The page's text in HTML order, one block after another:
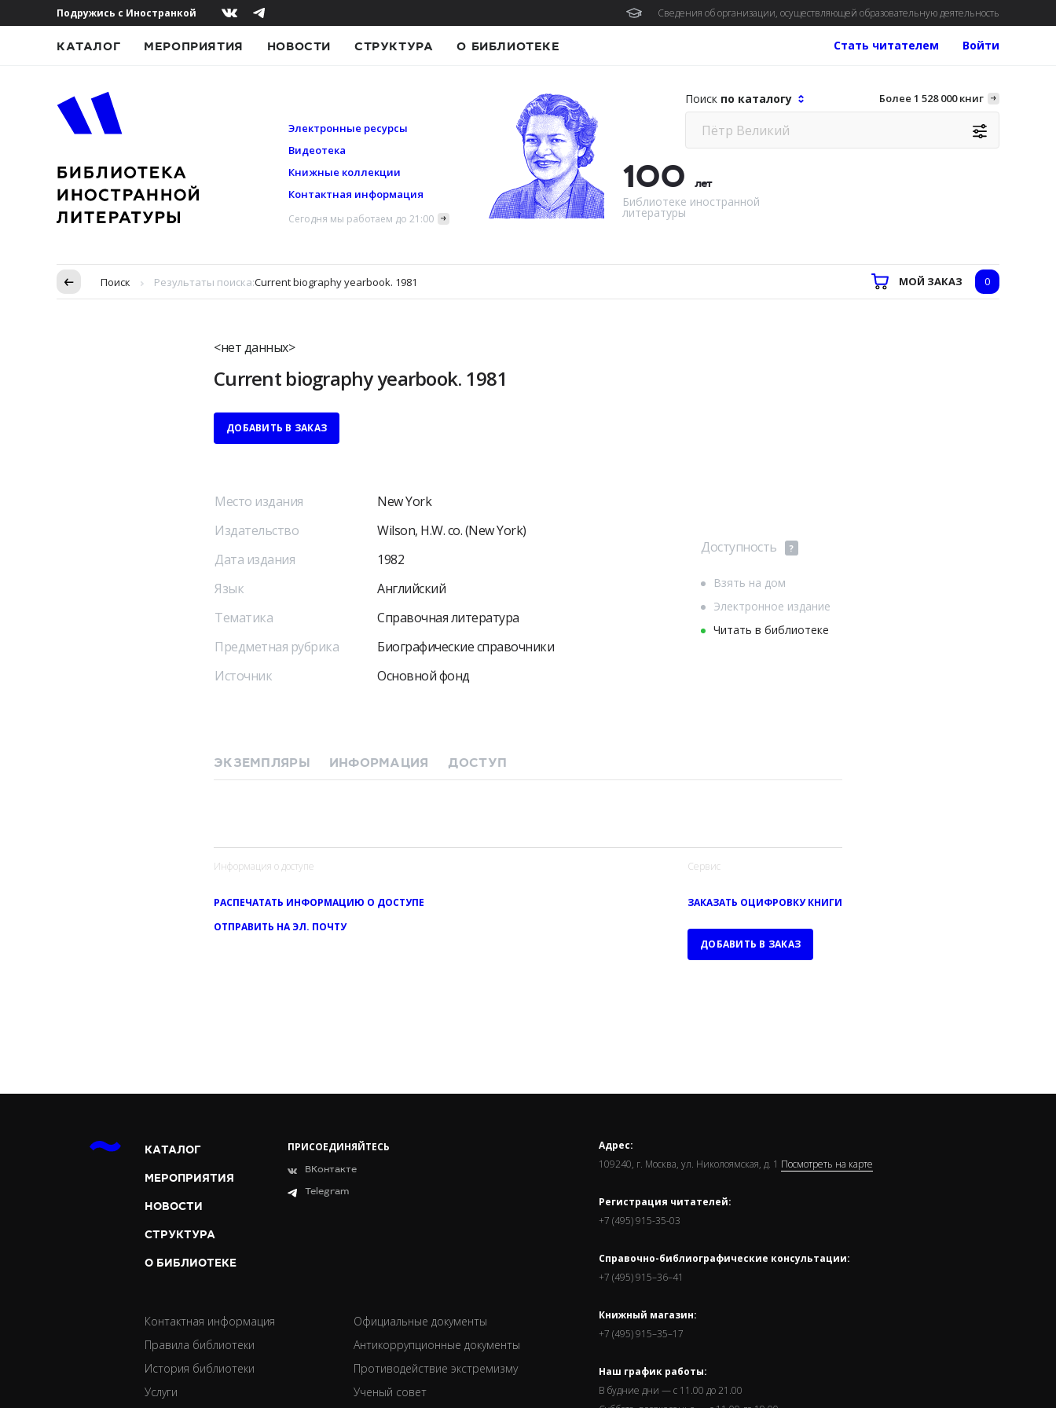
Подружись с Иностранкой Сведения об организации, осуществляющей образовательную деятельность
КАТАЛОГ МЕРОПРИЯТИЯ НОВОСТИ СТРУКТУРА О БИБЛИОТЕКЕ Войти
Стать читателем
Электронные ресурсы
Видеотека
Книжные коллекции
Контактная информация
Сегодня мы работаем до 21:00
Поиск по каталогу Более 1 528 000 книг
100
лет
Библиотеке иностранной
литературы
Пропуск в контексте
Поиск Результаты поиска:Current biography yearbook. 1981 МОЙ ЗАКАЗ 0
<нет данных>
Current biography yearbook. 1981
ДОБАВИТЬ В ЗАКАЗ
Место издания
New York
Издательство
Wilson, H.W. co. (New York)
Дата издания
1982
Язык
Английский
Тематика
Справочная литература
Предметная рубрика
Биографические справочники
Источник
Основной фонд
Доступность ?
Взять на дом
Электронное издание
Читать в библиотеке
ЭКЗЕМПЛЯРЫ ИНФОРМАЦИЯ ДОСТУП
Информация о доступе
РАСПЕЧАТАТЬ ИНФОРМАЦИЮ О ДОСТУПЕ
ОТПРАВИТЬ НА ЭЛ. ПОЧТУ
Сервис
ЗАКАЗАТЬ ОЦИФРОВКУ КНИГИ
ДОБАВИТЬ В ЗАКАЗ
КАТАЛОГ
МЕРОПРИЯТИЯ
НОВОСТИ
СТРУКТУРА
О БИБЛИОТЕКЕ
ПРИСОЕДИНЯЙТЕСЬ
ВКонтакте
Telegram
Контактная информация
Правила библиотеки
История библиотеки
Услуги
Официальные документы
Антикоррупционные документы
Противодействие экстремизму
Ученый совет
Адрес:
109240, г. Москва, ул. Николоямская, д. 1 Посмотреть на карте
Регистрация читателей:
+7 (495) 915-35-03
Справочно-библиографические консультации:
+7 (495) 915–36–41
Книжный магазин:
+7 (495) 915–35–17
Наш график работы:
В будние дни — с 11.00 до 21.00